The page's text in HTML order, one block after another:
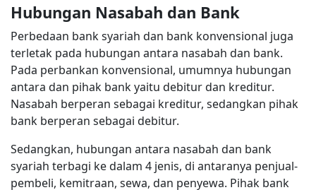
Hubungan Nasabah dan Bank
Perbedaan bank syariah dan bank konvensional juga
terletak pada hubungan antara nasabah dan bank.
Pada perbankan konvensional, umumnya hubungan
antara dan pihak bank yaitu debitur dan kreditur.
Nasabah berperan sebagai kreditur, sedangkan pihak
bank berperan sebagai debitur.
Sedangkan, hubungan antara nasabah dan bank
syariah terbagi ke dalam 4 jenis, di antaranya penjual-
pembeli, kemitraan, sewa, dan penyewa. Pihak bank